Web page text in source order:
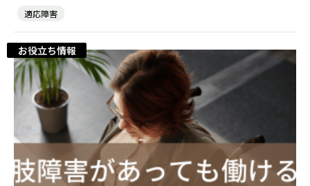
適応障害
お役立ち情報